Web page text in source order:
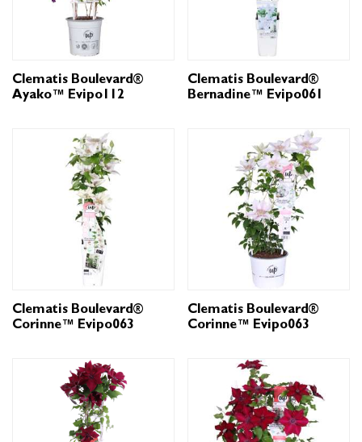
Clematis Boulevard®
Ayako™ Evipo112
Clematis Boulevard®
Bernadine™ Evipo061
Clematis Boulevard®
Corinne™ Evipo063
Clematis Boulevard®
Corinne™ Evipo063